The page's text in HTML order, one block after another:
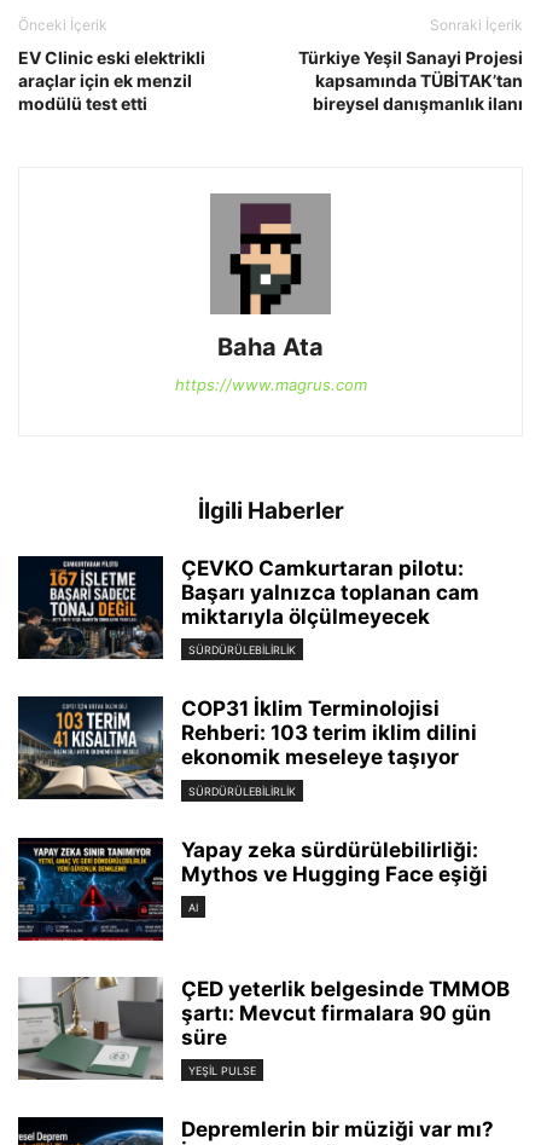
Önceki İçerik
EV Clinic eski elektrikli
araçlar için ek menzil
modülü test etti
Sonraki İçerik
Türkiye Yeşil Sanayi Projesi
kapsamında TÜBİTAK’tan
bireysel danışmanlık ilanı
Baha Ata
https://www.magrus.com
İlgili Haberler
ÇEVKO Camkurtaran pilotu:
Başarı yalnızca toplanan cam
miktarıyla ölçülmeyecek
SÜRDÜRÜLEBILIRLIK
COP31 İklim Terminolojisi
Rehberi: 103 terim iklim dilini
ekonomik meseleye taşıyor
SÜRDÜRÜLEBILIRLIK
Yapay zeka sürdürülebilirliği:
Mythos ve Hugging Face eşiği
AI
ÇED yeterlik belgesinde TMMOB
şartı: Mevcut firmalara 90 gün
süre
YEŞIL PULSE
Depremlerin bir müziği var mı?